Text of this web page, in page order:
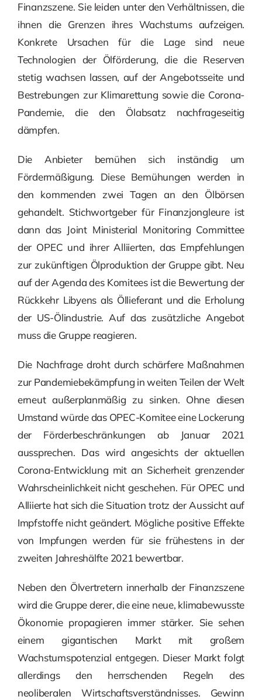
Finanzszene. Sie leiden unter den Verhältnissen, die
ihnen die Grenzen ihres Wachstums aufzeigen.
Konkrete Ursachen für die Lage sind neue
Technologien der Ölförderung, die die Reserven
stetig wachsen lassen, auf der Angebotsseite und
Bestrebungen zur Klimarettung sowie die Corona-
Pandemie, die den Ölabsatz nachfrageseitig
dämpfen.
Die Anbieter bemühen sich inständig um
Fördermäßigung. Diese Bemühungen werden in
den kommenden zwei Tagen an den Ölbörsen
gehandelt. Stichwortgeber für Finanzjongleure ist
dann das Joint Ministerial Monitoring Committee
der OPEC und ihrer Alliierten, das Empfehlungen
zur zukünftigen Ölproduktion der Gruppe gibt. Neu
auf der Agenda des Komitees ist die Bewertung der
Rückkehr Libyens als Öllieferant und die Erholung
der US-Ölindustrie. Auf das zusätzliche Angebot
muss die Gruppe reagieren.
Die Nachfrage droht durch schärfere Maßnahmen
zur Pandemiebekämpfung in weiten Teilen der Welt
erneut außerplanmäßig zu sinken. Ohne diesen
Umstand würde das OPEC-Komitee eine Lockerung
der Förderbeschränkungen ab Januar 2021
aussprechen. Das wird angesichts der aktuellen
Corona-Entwicklung mit an Sicherheit grenzender
Wahrscheinlichkeit nicht geschehen. Für OPEC und
Alliierte hat sich die Situation trotz der Aussicht auf
Impfstoffe nicht geändert. Mögliche positive Effekte
von Impfungen werden für sie frühestens in der
zweiten Jahreshälfte 2021 bewertbar.
Neben den Ölvertretern innerhalb der Finanzszene
wird die Gruppe derer, die eine neue, klimabewusste
Ökonomie propagieren immer stärker. Sie sehen
einem gigantischen Markt mit großem
Wachstumspotenzial entgegen. Dieser Markt folgt
allerdings den herrschenden Regeln des
neoliberalen Wirtschaftsverständnisses. Gewinn